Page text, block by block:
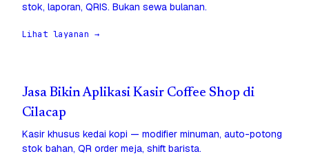
stok, laporan, QRIS. Bukan sewa bulanan.
Lihat layanan →
Jasa Bikin Aplikasi Kasir Coffee Shop di
Cilacap
Kasir khusus kedai kopi — modifier minuman, auto-potong
stok bahan, QR order meja, shift barista.